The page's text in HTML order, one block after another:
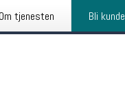
Om tjenesten Bli kunde